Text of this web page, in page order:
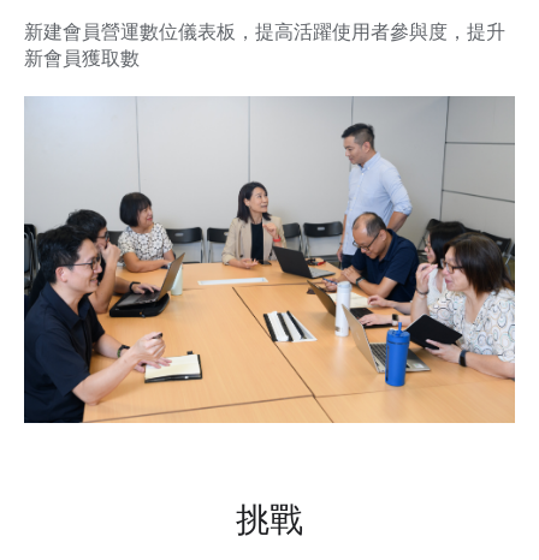
新建會員營運數位儀表板，提高活躍使用者參與度，提升
新會員獲取數
挑戰